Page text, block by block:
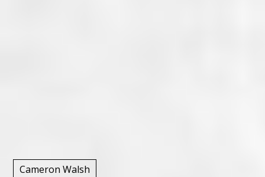
Cameron Walsh